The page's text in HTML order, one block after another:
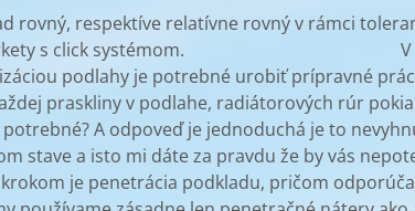
rovný, respektíve relatívne rovný v rámci
parkety s click systémom. V
podlahy je potrebné urobiť prípravné
praskliny v podlahe, radiátorových rúr
A odpoveď je jednoduchá je to
stave a isto mi dáte za pravdu že by vás
je penetrácia podkladu, pričom